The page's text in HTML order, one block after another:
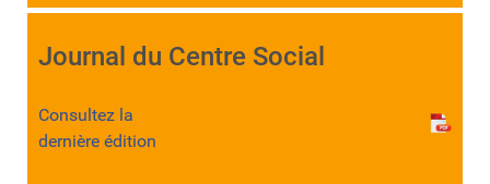
Journal du Centre Social
Consultez la
dernière édition